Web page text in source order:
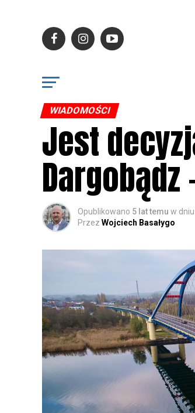
WIADOMOŚCI
Jest
Dargobądz
Opublikowano 5 lat temu w dniu
Przez Wojciech Basałygo